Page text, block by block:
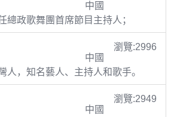
中國
總政歌舞團首席節目主持人；
瀏覽:2996
中國
人，知名藝人、主持人和歌手。
瀏覽:2949
中國